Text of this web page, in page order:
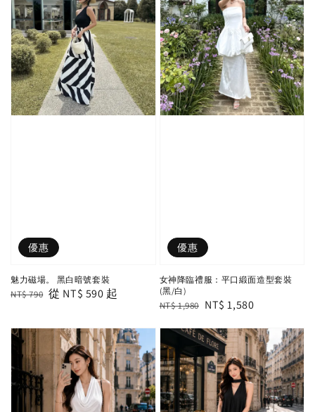
優惠
魅力磁場。 黑白暗號套裝
Regular
NT$ 790 Sale
從 NT$ 590 起
優惠
女神降臨禮服：平口緞面造型套裝
(黑/白)
Regular
NT$ 1,980 Sale
NT$ 1,580